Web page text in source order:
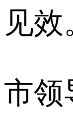
见效
市领